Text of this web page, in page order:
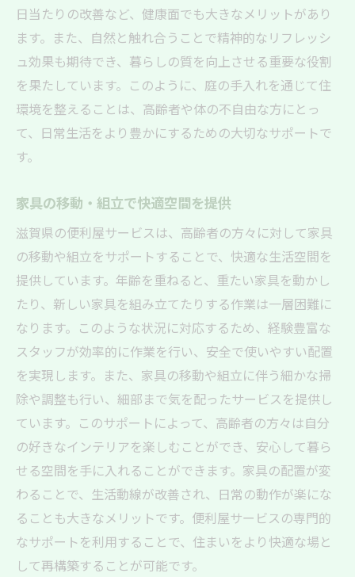
安心のための医療情報共有
高齢者の健康維持を支える定期チェック
滋賀県の高齢者に安心を提供する便利屋サービ
スの特徴
24時間対応の安心サポート
多言語対応で外国人高齢者もサポート
個別ニーズに応じたカスタマイズサービス
安全第一の移動・運搬サービス
地域特性に合わせた柔軟なサービス展開
便利屋が創る住みやすい環境！滋賀県の高齢者
支援事例
安全対策を考慮した家具配置
バリアフリー改修で安心空間を提供
快適な室内温度管理の提案
防犯対策を考えた住環境改善
エコな生活を支える省エネ提案
健康に配慮したアレルギー対策
高齢者の暮らしを支える！滋賀県の便利屋サー
ビスの活用法
日常の困りごと解決のための定期訪問
リモートでの相談・アドバイス提供
日当たりの改善など、健康面でも大きなメリットがあり
ます。また、自然と触れ合うことで精神的なリフレッシ
ュ効果も期待でき、暮らしの質を向上させる重要な役割
を果たしています。このように、庭の手入れを通じて住
環境を整えることは、高齢者や体の不自由な方にとっ
て、日常生活をより豊かにするための大切なサポートで
す。
家具の移動・組立で快適空間を提供
滋賀県の便利屋サービスは、高齢者の方々に対して家具
の移動や組立をサポートすることで、快適な生活空間を
提供しています。年齢を重ねると、重たい家具を動かし
たり、新しい家具を組み立てたりする作業は一層困難に
なります。このような状況に対応するため、経験豊富な
スタッフが効率的に作業を行い、安全で使いやすい配置
を実現します。また、家具の移動や組立に伴う細かな掃
除や調整も行い、細部まで気を配ったサービスを提供し
ています。このサポートによって、高齢者の方々は自分
の好きなインテリアを楽しむことができ、安心して暮ら
せる空間を手に入れることができます。家具の配置が変
わることで、生活動線が改善され、日常の動作が楽にな
ることも大きなメリットです。便利屋サービスの専門的
なサポートを利用することで、住まいをより快適な場と
して再構築することが可能です。